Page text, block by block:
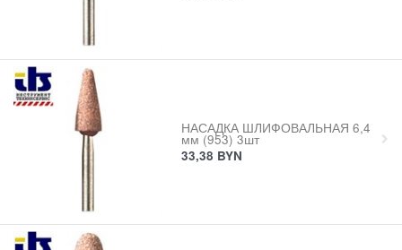
НАСАДКА ШЛИФОВАЛЬНАЯ 6,4
мм (953) 3шт
33,38 BYN